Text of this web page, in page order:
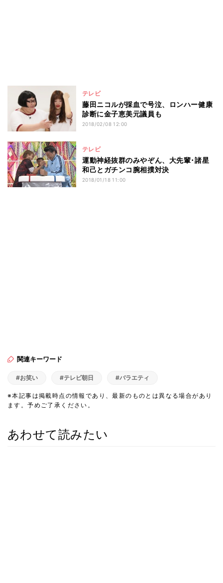
テレビ
藤田ニコルが採血で号泣、ロンハー健康
診断に金子恵美元議員も
2018/02/08 12:00
テレビ
運動神経抜群のみやぞん、大先輩･諸星
和己とガチンコ腕相撲対決
2018/01/18 11:00
関連キーワード
#お笑い #テレビ朝日 #バラエティ
※本記事は掲載時点の情報であり、最新のものとは異なる場合があり
ます。予めご了承ください。
あわせて読みたい